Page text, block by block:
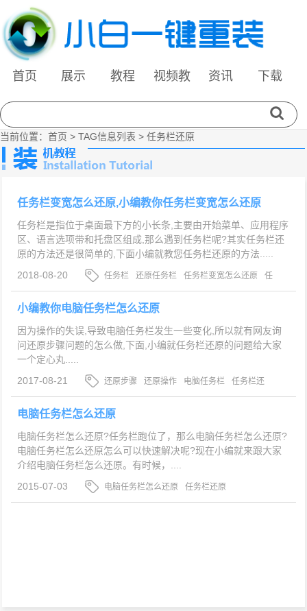
首页 展示 教程
视频教
资讯 下载
当前位置： 首页 > TAG信息列表 > 任务栏还原
任务栏变宽怎么还原,小编教你任务栏变宽怎么还原
任务栏是指位于桌面最下方的小长条,主要由开始菜单、应用程序
区、语言选项带和托盘区组成,那么遇到任务栏呢?其实任务栏还
原的方法还是很简单的,下面小编就教您任务栏还原的方法.....
2018-08-20
任务栏 还原任务栏 任务栏变宽怎么还原
任
务栏还原
小编教你电脑任务栏怎么还原
因为操作的失误,导致电脑任务栏发生一些变化,所以就有网友询
问还原步骤问题的怎么做,下面,小编就任务栏还原的问题给大家
一个定心丸.....
2017-08-21
还原步骤 还原操作 电脑任务栏
任务栏还
原
电脑任务栏怎么还原
电脑任务栏怎么还原?任务栏跑位了，那么电脑任务栏怎么还原?
电脑任务栏怎么还原怎么可以快速解决呢?现在小编就来跟大家
介绍电脑任务栏怎么还原。有时候，....
2015-07-03
电脑任务栏怎么还原 任务栏还原